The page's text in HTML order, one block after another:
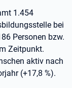
1.454
bei
Personen bzw.
Zeitpunkt.
aktiv nach
(+17,8 %).